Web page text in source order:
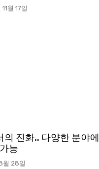
월 17일
진화.. 다양한 분야에
능
월 28일